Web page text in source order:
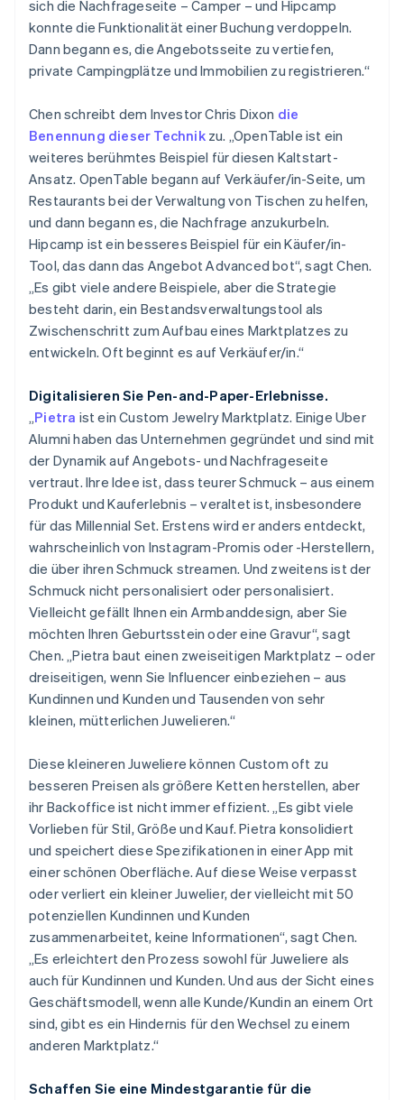
sich die Nachfrageseite – Camper – und Hipcamp
konnte die Funktionalität einer Buchung verdoppeln.
Dann begann es, die Angebotsseite zu vertiefen,
private Campingplätze und Immobilien zu registrieren.“
Chen schreibt dem Investor Chris Dixon die
Benennung dieser Technikzu. „OpenTable ist ein
weiteres berühmtes Beispiel für diesen Kaltstart-
Ansatz. OpenTable begann auf Verkäufer/in-Seite, um
Restaurants bei der Verwaltung von Tischen zu helfen,
und dann begann es, die Nachfrage anzukurbeln.
Hipcamp ist ein besseres Beispiel für ein Käufer/in-
Tool, das dann das Angebot Advanced bot“, sagt Chen.
„Es gibt viele andere Beispiele, aber die Strategie
besteht darin, ein Bestandsverwaltungstool als
Zwischenschritt zum Aufbau eines Marktplatzes zu
entwickeln. Oft beginnt es auf Verkäufer/in.“
Digitalisieren Sie Pen-and-Paper-Erlebnisse.
„Pietra ist ein Custom Jewelry Marktplatz. Einige Uber
Alumni haben das Unternehmen gegründet und sind mit
der Dynamik auf Angebots- und Nachfrageseite
vertraut. Ihre Idee ist, dass teurer Schmuck – aus einem
Produkt und Kauferlebnis – veraltet ist, insbesondere
für das Millennial Set. Erstens wird er anders entdeckt,
wahrscheinlich von Instagram-Promis oder -Herstellern,
die über ihren Schmuck streamen. Und zweitens ist der
Schmuck nicht personalisiert oder personalisiert.
Vielleicht gefällt Ihnen ein Armbanddesign, aber Sie
möchten Ihren Geburtsstein oder eine Gravur“, sagt
Chen. „Pietra baut einen zweiseitigen Marktplatz – oder
dreiseitigen, wenn Sie Influencer einbeziehen – aus
Kundinnen und Kunden und Tausenden von sehr
kleinen, mütterlichen Juwelieren.“
Diese kleineren Juweliere können Custom oft zu
besseren Preisen als größere Ketten herstellen, aber
ihr Backoffice ist nicht immer effizient. „Es gibt viele
Vorlieben für Stil, Größe und Kauf. Pietra konsolidiert
und speichert diese Spezifikationen in einer App mit
einer schönen Oberfläche. Auf diese Weise verpasst
oder verliert ein kleiner Juwelier, der vielleicht mit 50
potenziellen Kundinnen und Kunden
zusammenarbeitet, keine Informationen“, sagt Chen.
„Es erleichtert den Prozess sowohl für Juweliere als
auch für Kundinnen und Kunden. Und aus der Sicht eines
Geschäftsmodell, wenn alle Kunde/Kundin an einem Ort
sind, gibt es ein Hindernis für den Wechsel zu einem
anderen Marktplatz.“
Schaffen Sie eine Mindestgarantie für die